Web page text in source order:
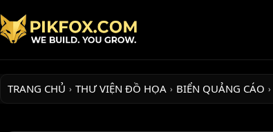
TRANG CHỦ › THƯ VIỆN ĐỒ HỌA › BIỂN QUẢNG CÁO ›